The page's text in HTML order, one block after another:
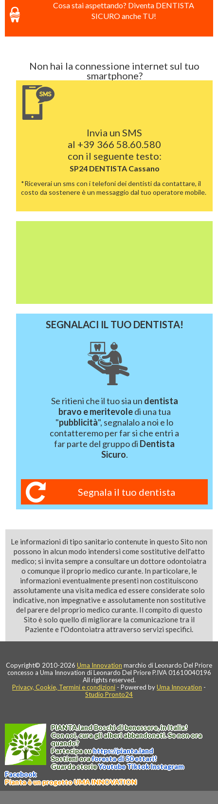
Cosa stai aspettando? Diventa DENTISTA
SICURO anche TU!
Non hai la connessione internet sul tuo
smartphone?
Invia un SMS
al +39 366 58.60.580
con il seguente testo:
SP24 DENTISTA Cassano
*Riceverai un sms con i telefoni dei dentisti da contattare, il
costo da sostenere è un messaggio dal tuo operatore mobile.
SEGNALACI IL TUO DENTISTA!
Se ritieni che il tuo sia un dentista
bravo e meritevoledi una tua
"pubblicità", segnalalo a noi e lo
contatteremo per far si che entri a
far parte del gruppo di Dentista
Sicuro.
Segnala il tuo dentista
Le informazioni di tipo sanitario contenute in questo Sito non
possono in alcun modo intendersi come sostitutive dell'atto
medico; si invita sempre a consultare un dottore odontoiatra
o comunque il proprio medico curante. In particolare, le
informazioni eventualmente presenti non costituiscono
assolutamente una visita medica ed essere considerate solo
indicative, non impegnative e assolutamente non sostitutive
del parere del proprio medico curante. Il compito di questo
Sito è solo quello di migliorare la comunicazione tra il
Paziente e l'Odontoiatra attraverso servizi specifici.
Copyright© 2010-2026 Uma Innovation marchio di Leonardo Del Priore
concesso a Uma Innovation di Leonardo Del Priore P.IVA 01610040196
All rights reserved.
Privacy, Cookie, Termini e condizioni - Powered byUma Innovation -
Studio Pronto24
PIANTA.landBoschi di benessere, in Italia!
Con noi, cura gli alberi abbandonati. Se non ora
quando?
Partecipa suhttps://pianta.land
Sostieni oraforesta di 50 ettari!
Guarda storieYoutubeTiktokInstagram
Facebook
Pianta è un progetto UMA INNOVATION